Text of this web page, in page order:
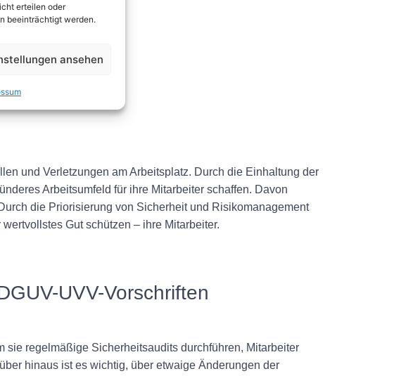
erteilen oder
beeinträchtigt werden.
ansehen
und Verletzungen am Arbeitsplatz. Durch die Einhaltung der
Arbeitsumfeld für ihre Mitarbeiter schaffen. Davon
die Priorisierung von Sicherheit und Risikomanagement
Gut schützen – ihre Mitarbeiter.
UVV-Vorschriften
regelmäßige Sicherheitsaudits durchführen, Mitarbeiter
hinaus ist es wichtig, über etwaige Änderungen der